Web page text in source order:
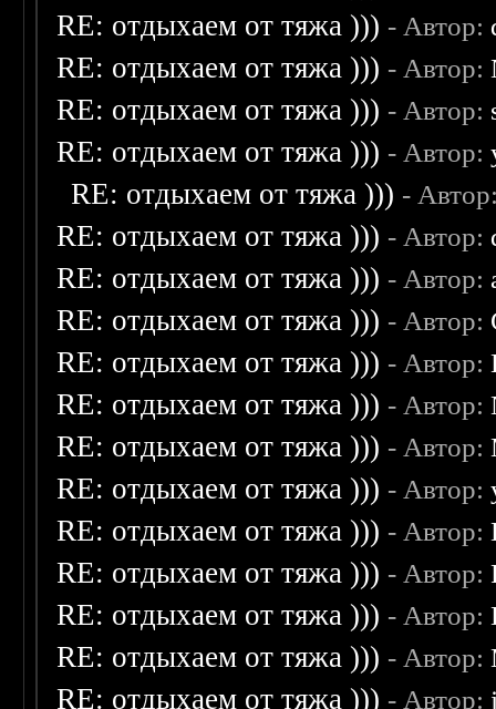
RE: отдыхаем от тяжа ))) - Автор:
RE: отдыхаем от тяжа ))) - Автор:
RE: отдыхаем от тяжа ))) - Автор:
RE: отдыхаем от тяжа ))) - Автор:
RE: отдыхаем от тяжа ))) -
RE: отдыхаем от тяжа ))) - Автор:
RE: отдыхаем от тяжа ))) - Автор:
RE: отдыхаем от тяжа ))) - Автор:
RE: отдыхаем от тяжа ))) - Автор:
RE: отдыхаем от тяжа ))) - Автор:
RE: отдыхаем от тяжа ))) - Автор:
RE: отдыхаем от тяжа ))) - Автор:
RE: отдыхаем от тяжа ))) - Автор:
RE: отдыхаем от тяжа ))) - Автор:
RE: отдыхаем от тяжа ))) - Автор:
RE: отдыхаем от тяжа ))) - Автор:
RE: отдыхаем от тяжа ))) - Автор: